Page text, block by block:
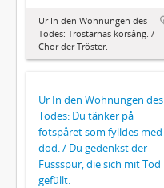
Ur In den Wohnungen des
Todes: Tröstarnas körsång. /
Chor der Tröster.
Ur In den Wohnungen des
Todes: Du tänker på
fotspåret som fylldes med
död. / Du gedenkst der
Fussspur, die sich mit Tod
gefüllt.